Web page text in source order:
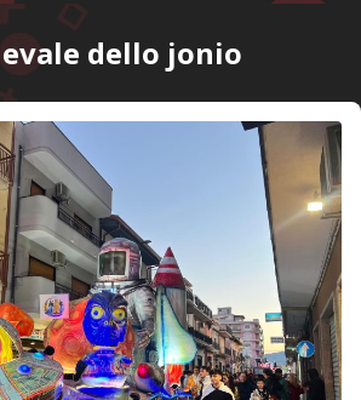
dello jonio